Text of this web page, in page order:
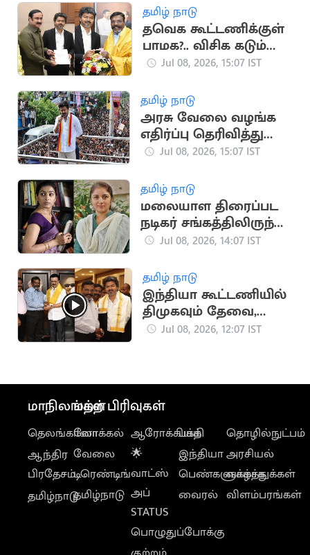
தமிழ் நாடு
தவெக கூட்டணிக்குள்
பாமக?.. விசிக கடும்
அதிருப்தி
Jul 08, 2026, 15:07 IST
தமிழ் நாடு
அரசு வேலை வழங்க
எதிர்ப்பு தெரிவித்து
மனுத்தாக்கல்
Jul 08, 2026, 15:07 IST
தமிழ் நாடு
மலையாள திரைப்பட
நடிகர் சங்கத்திலிருந்து
நடிகைகள் ரேவதி,
Jul 08, 2026, 14:07 IST
தமிழ் நாடு
இந்தியா கூட்டணியில்
திமுகவும் தேவை,
தவெகவும் தேவை -
Jul 08, 2026, 12:07 IST
மாநிலங்கள்
தெலங்கானா
ஆந்திர
பிரதேசம்
தமிழ்நாடு
மற்ற பிரிவுகள்
லோக்கல்
வேலை
டிரெண்டிங்
தமிழ்நாடு
ஆரோக்கியம்
🌟
வாட்ஸ்
அப்
STATUS
பொழுதுப்போக்கு
பக்தி
இந்தியா
பெண்களுக்காக
வைரல்
தொழில்நுட்பம்
அரசியல்
வாழ்த்துக்கள்
விளம்பரங்கள்